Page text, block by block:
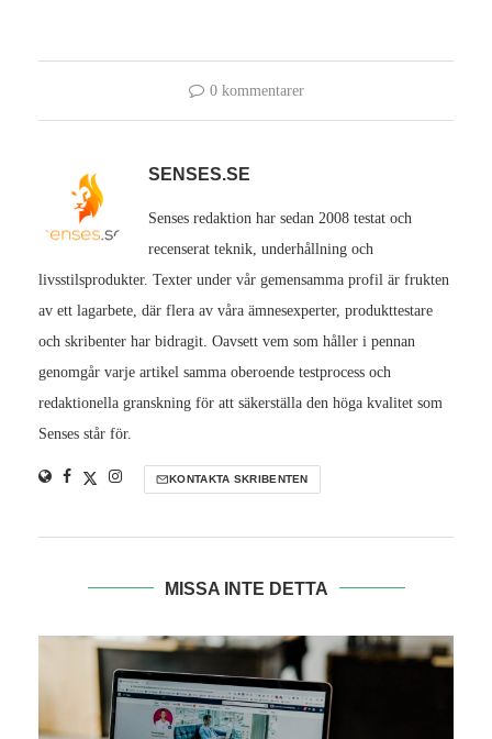
0 kommentarer
SENSES.SE
Senses redaktion har sedan 2008 testat och
recenserat teknik, underhållning och
livsstilsprodukter. Texter under vår gemensamma profil är frukten
av ett lagarbete, där flera av våra ämnesexperter, produkttestare
och skribenter har bidragit. Oavsett vem som håller i pennan
genomgår varje artikel samma oberoende testprocess och
redaktionella granskning för att säkerställa den höga kvalitet som
Senses står för.
KONTAKTA SKRIBENTEN
MISSA INTE DETTA